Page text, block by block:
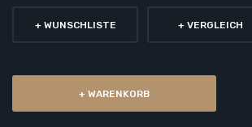
+ WUNSCHLISTE + VERGLEICH
+ WARENKORB